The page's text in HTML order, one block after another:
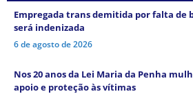
Empregada trans demitida por falta de
será indenizada
6 de agosto de 2026
Nos 20 anos da Lei Maria da Penha
apoio e proteção às vítimas